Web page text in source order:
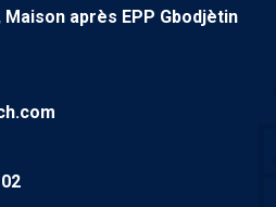
après EPP Gbodjètin